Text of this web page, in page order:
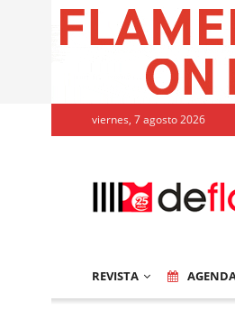
viernes, 7 agosto 2026
REVISTA